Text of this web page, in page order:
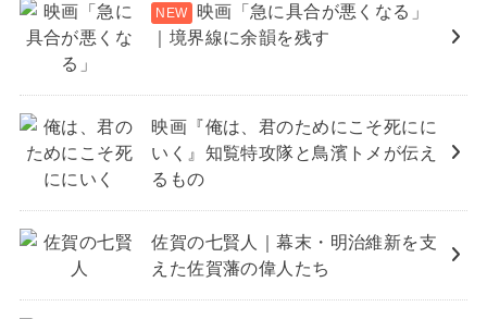
映画「急に具合が悪くなる」
｜境界線に余韻を残す
映画『俺は、君のためにこそ死にに
いく』知覧特攻隊と鳥濱トメが伝え
るもの
佐賀の七賢人｜幕末・明治維新を支
えた佐賀藩の偉人たち